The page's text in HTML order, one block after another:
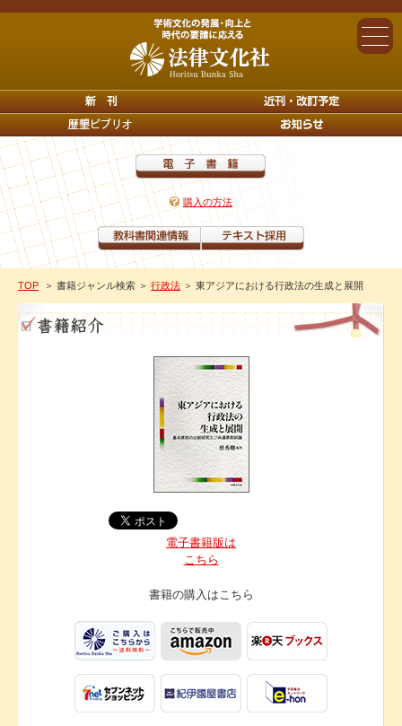
購入の方法
TOP ＞ 書籍ジャンル検索 ＞ 行政法 ＞ 東アジアにおける行政法の生成と展開
電子書籍版は
こちら
書籍の購入はこちら